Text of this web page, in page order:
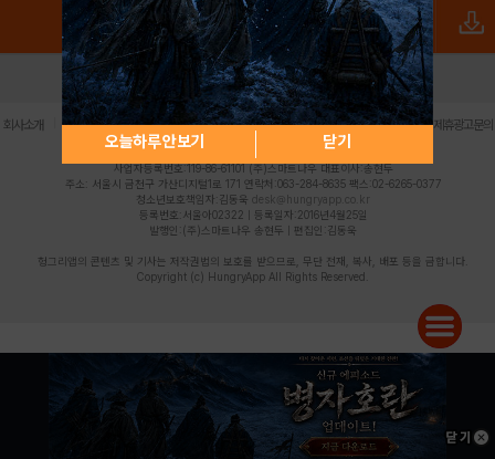
오늘하루 안보기 닫기
로그인 PC버전 전체앱
회사소개 이용약관 | 개인정보 처리방침 | 청소년 보호정책 | 불법촬영물 신고센터 | 제휴광고문의
사업자등록번호:119-86-61101 (주)스마트나우 대표이사:송현두
주소: 서울시 금천구 가산디지털1로 171 연락처:063-284-8635 팩스:02-6265-0377
청소년보호책임자:김동욱 desk@hungryapp.co.kr
등록번호:서울아02322 | 등록일자:2016년4월25일
발행인:(주)스마트나우 송현두 | 편집인:김동욱
헝그리앱의 콘텐츠 및 기사는 저작권법의 보호를 받으므로, 무단 전재, 복사, 배포 등을 금합니다.
Copyright (c) HungryApp All Rights Reserved.